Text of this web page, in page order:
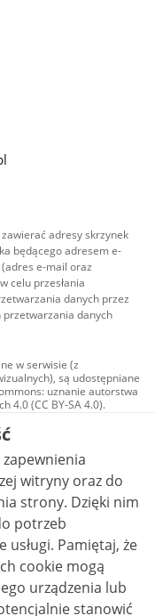
adresy skrzynek
będącego adresem e-
e-mail oraz
celu przesłania
danych przez
przetwarzania danych
w serwisie (z
są udostępniane
uznanie autorstwa
4.0 (CC BY-SA 4.0).
tym zdjęcia, materiały
na licencji typu
autorstwa użycie
zależnych 4.0 (CC BY-
inaczej.
witryny oraz do
Dzięki nim
potrzeb
że
cookie mogą
urządzenia lub
stanowić